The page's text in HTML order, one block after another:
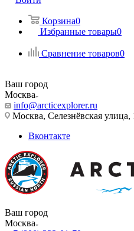
Корзина0
Избранные товары0
Сравнение товаров0
Ваш город
Москва
info@arcticexplorer.ru
Москва, Селезнёвская улица,
Вконтакте
Ваш город
Москва